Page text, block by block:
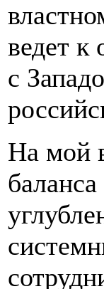
ведет к
с
На мой